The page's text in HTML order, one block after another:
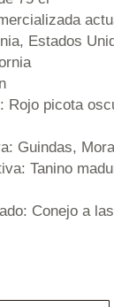
Estados
Rojo picota
Guindas,
Tanino
Conejo a